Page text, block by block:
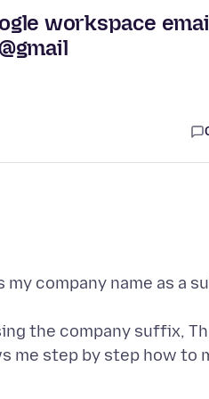
workspace
company name as a
the company suffix,
me step by step how to